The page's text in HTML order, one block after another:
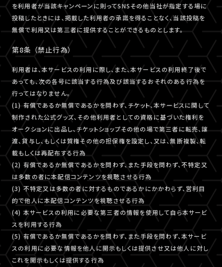
を利用者が当該キャンペーンに則ってSNSその他当社が指定する場に
投稿したときには、掲載した利用者の承諾を得ることなく、当該投稿を
無償で利用又は第三者に提供することができるものとします。
第8条 （禁止行為）
利用者は、本サービスの利用に際し、また、本サービスの利用終了後で
あっても、次の各号に該当する行為及び該当するおそれのある行為を
行ってはなりません。
(1) 有償であるか無償であるかを問わず、チケット、本サービスに関して
制作された公式グッズ、その他利用者としての資格に基づいた権利を
オークションに出品し、チケットショップその他の場で第三者に転売、譲
渡、貸与し、もしくは質権その他の担保権を設定し、又は、無断複製、転
載もしくは再配布する行為
(2) 有償であるか無償であるかを問わず、また手段を問わず、不特定又
は多数の者に本配信コンテンツを視聴させる行為
(3) 不特定又は多数の者に対するものであるかにかかわらず、営利目
的で他人に本配信コンテンツを視聴させる行為
(4) 本サービスの利用に必要な第三者の情報を使用して自ら本サービ
スを利用する行為
(5) 有償であるか無償であるかを問わず、また手段を問わず、本サービ
スの利用に必要な情報を他人に開示もしくは提供させ又は他人に対し
これを開示もしくは提供する行為